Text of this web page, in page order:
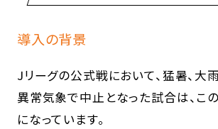
導入の背景
Jリーグの公式戦において、猛暑、大
異常気象で中止となった試合は、こ
になっています。